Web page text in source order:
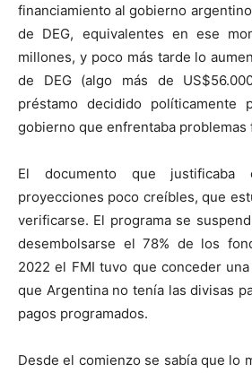
financiamiento al gobierno
de DEG, equivalentes en ese
millones, y poco más tarde lo
de DEG (algo más de
préstamo decidido políticamente
gobierno que enfrentaba problemas
El documento que justificaba
proyecciones poco creíbles, que
verificarse. El programa se
desembolsarse el 78% de los
2022 el FMI tuvo que conceder
que Argentina no tenía las divisas
pagos programados.
Desde el comienzo se sabía que lo